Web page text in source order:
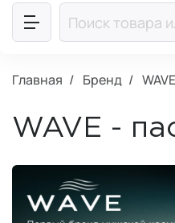
Главная Бренд WAVE
WAVE -